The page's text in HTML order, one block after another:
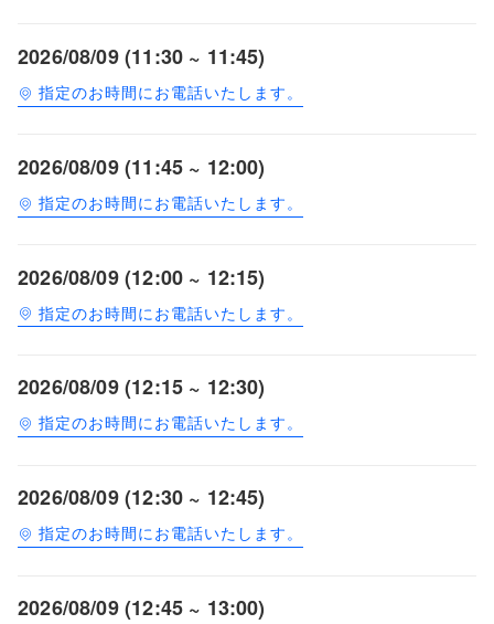
2026/08/09 (11:30 ~ 11:45)
指定のお時間にお電話いたします。
2026/08/09 (11:45 ~ 12:00)
指定のお時間にお電話いたします。
2026/08/09 (12:00 ~ 12:15)
指定のお時間にお電話いたします。
2026/08/09 (12:15 ~ 12:30)
指定のお時間にお電話いたします。
2026/08/09 (12:30 ~ 12:45)
指定のお時間にお電話いたします。
2026/08/09 (12:45 ~ 13:00)